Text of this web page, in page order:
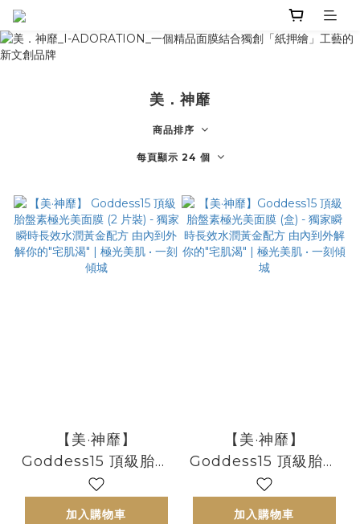
美．神靡
商品排序
每頁顯示 24 個
【美·神靡】
Goddess15 頂級胎盤
素極光美面膜 (2 片裝)
加入購物車
【美·神靡】
Goddess15 頂級胎盤
素極光美面膜 (盒) -
獨家瞬時長效水潤黃金
加入購物車